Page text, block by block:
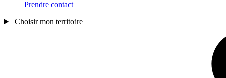
Prendre contact
Choisir mon territoire